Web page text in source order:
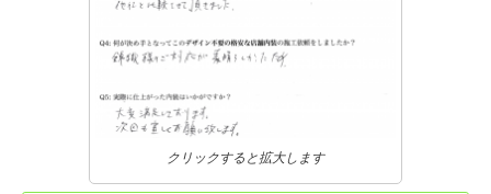
クリックすると拡大します